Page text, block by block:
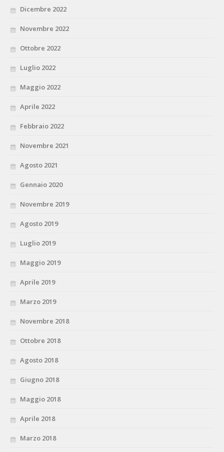
Dicembre 2022
Novembre 2022
Ottobre 2022
Luglio 2022
Maggio 2022
Aprile 2022
Febbraio 2022
Novembre 2021
Agosto 2021
Gennaio 2020
Novembre 2019
Agosto 2019
Luglio 2019
Maggio 2019
Aprile 2019
Marzo 2019
Novembre 2018
Ottobre 2018
Agosto 2018
Giugno 2018
Maggio 2018
Aprile 2018
Marzo 2018